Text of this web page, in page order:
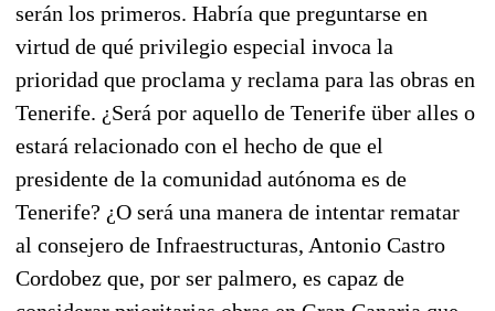
serán los primeros. Habría que preguntarse en
virtud de qué privilegio especial invoca la
prioridad que proclama y reclama para las obras en
Tenerife. ¿Será por aquello de Tenerife über alles o
estará relacionado con el hecho de que el
presidente de la comunidad autónoma es de
Tenerife? ¿O será una manera de intentar rematar
al consejero de Infraestructuras, Antonio Castro
Cordobez que, por ser palmero, es capaz de